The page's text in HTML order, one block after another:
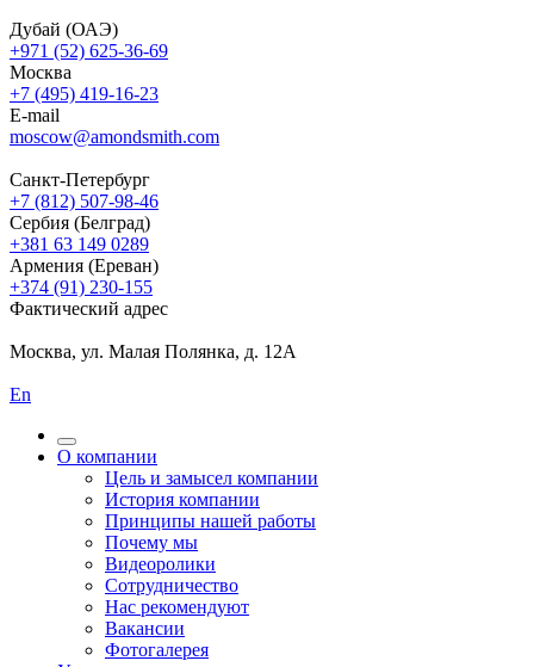
Дубай (ОАЭ)
+971 (52) 625-36-69
Москва
+7 (495) 419-16-23
E-mail
moscow@amondsmith.com
Санкт-Петербург
+7 (812) 507-98-46
Сербия (Белград)
+381 63 149 0289
Армения (Ереван)
+374 (91) 230-155
Фактический адрес
Москва, ул. Малая Полянка, д. 12А
En
О компании
Цель и замысел компании
История компании
Принципы нашей работы
Почему мы
Видеоролики
Сотрудничество
Нас рекомендуют
Вакансии
Фотогалерея